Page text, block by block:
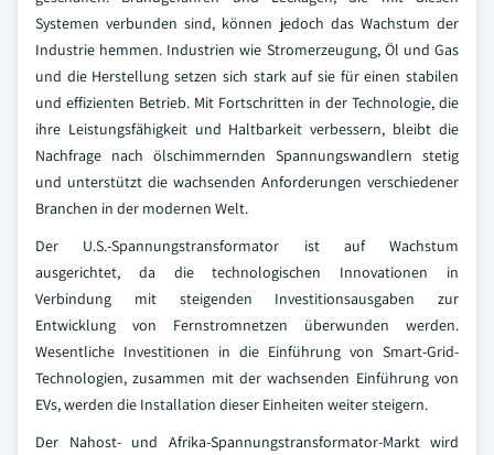
Systemen verbunden sind, können jedoch das Wachstum der
Industrie hemmen. Industrien wie Stromerzeugung, Öl und Gas
und die Herstellung setzen sich stark auf sie für einen stabilen
und effizienten Betrieb. Mit Fortschritten in der Technologie, die
ihre Leistungsfähigkeit und Haltbarkeit verbessern, bleibt die
Nachfrage nach ölschimmernden Spannungswandlern stetig
und unterstützt die wachsenden Anforderungen verschiedener
Branchen in der modernen Welt.
Der U.S.-Spannungstransformator ist auf Wachstum
ausgerichtet, da die technologischen Innovationen in
Verbindung mit steigenden Investitionsausgaben zur
Entwicklung von Fernstromnetzen überwunden werden.
Wesentliche Investitionen in die Einführung von Smart-Grid-
Technologien, zusammen mit der wachsenden Einführung von
EVs, werden die Installation dieser Einheiten weiter steigern.
Der Nahost- und Afrika-Spannungstransformator-Markt wird